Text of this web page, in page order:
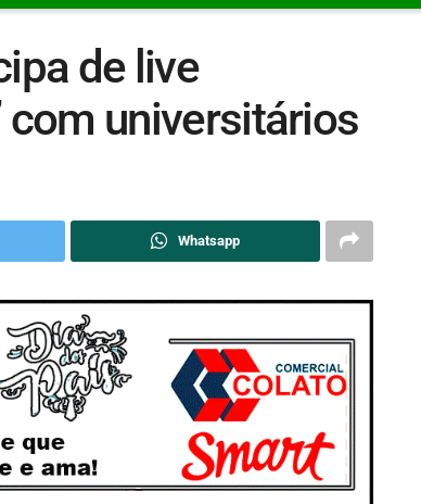
de live
com universitários
Whatsapp